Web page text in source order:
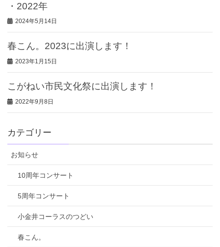
・2022年
2024年5月14日
春こん。2023に出演します！
2023年1月15日
こがねい市民文化祭に出演します！
2022年9月8日
カテゴリー
お知らせ
10周年コンサート
5周年コンサート
小金井コーラスのつどい
春こん。